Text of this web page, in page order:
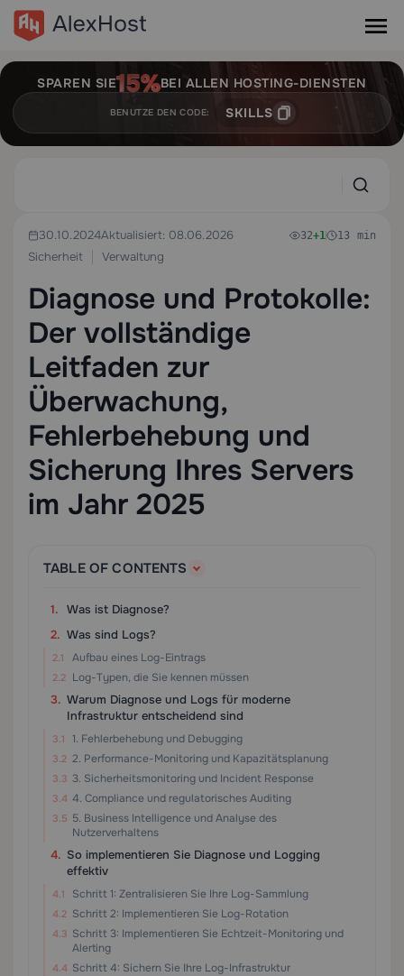
SPAREN SIE BEI ALLEN HOSTING-DIENSTEN
BENUTZE DEN CODE: SKILLS
30.10.2024Aktualisiert: 08.06.2026
Sicherheit
Verwaltung
32+1 13 min
Diagnose und Protokolle:
Der vollständige
Leitfaden zur
Überwachung,
Fehlerbehebung und
Sicherung Ihres Servers
im Jahr 2025
TABLE OF CONTENTS
Was ist Diagnose?
Was sind Logs?
Aufbau eines Log-Eintrags
Log-Typen, die Sie kennen müssen
Warum Diagnose und Logs für moderne
Infrastruktur entscheidend sind
1. Fehlerbehebung und Debugging
2. Performance-Monitoring und Kapazitätsplanung
3. Sicherheitsmonitoring und Incident Response
4. Compliance und regulatorisches Auditing
5. Business Intelligence und Analyse des
Nutzerverhaltens
So implementieren Sie Diagnose und Logging
effektiv
Schritt 1: Zentralisieren Sie Ihre Log-Sammlung
Schritt 2: Implementieren Sie Log-Rotation
Schritt 3: Implementieren Sie Echtzeit-Monitoring und
Alerting
Schritt 4: Sichern Sie Ihre Log-Infrastruktur